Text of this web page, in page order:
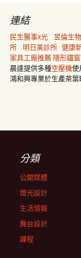
連結
民生醫事X光 昱倫生
所
明日美診所 健康
家具工廠推薦 隱形鐵窗
晨達提供多種空壓機使
鴻和興專業於生產茶葉
分類
公關媒體
燈光設計
生活情報
舞台設計
課程